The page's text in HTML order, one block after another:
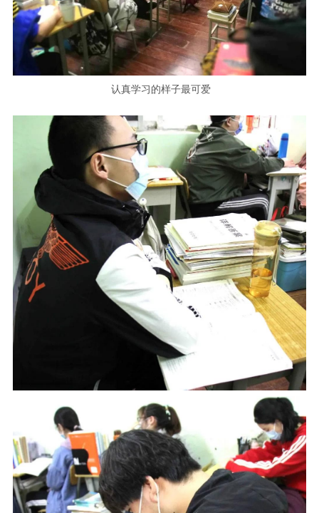
认真学习的样子最可爱